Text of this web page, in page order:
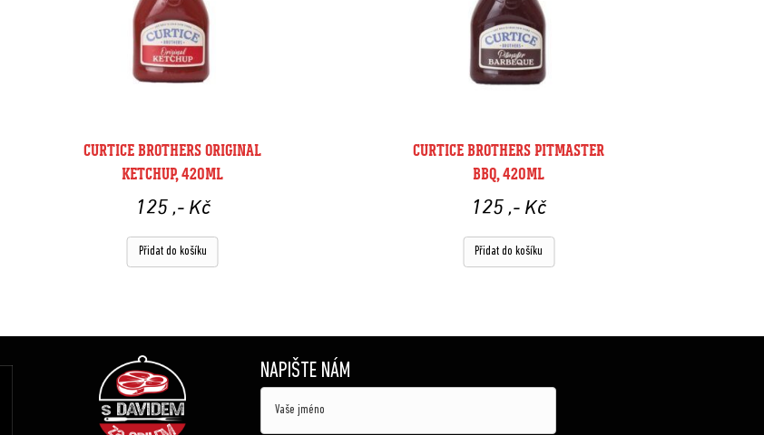
CURTICE BROTHERS ORIGINAL
KETCHUP, 420ML
125 ,- Kč
Přidat do košíku
CURTICE BROTHERS PITMASTER
BBQ, 420ML
125,- Kč
Přidat do košíku
NAPIŠTE NÁM